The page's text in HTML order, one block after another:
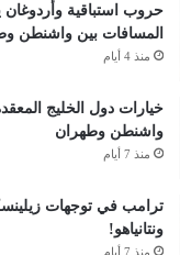
حروب استباقية
المسافات بين واشنطن
منذ 4 أيام
خيارات دول الخليج
واشنطن وطهران
منذ 7 أيام
ترامب في توجهات
ونتانياهو!
منذ 7 أيام